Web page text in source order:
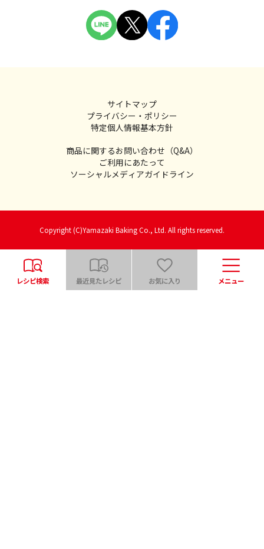
サイトマップ
プライバシー・ポリシー
特定個人情報基本方針
商品に関するお問い合わせ（Q&A）
ご利用にあたって
ソーシャルメディアガイドライン
Copyright (C)Yamazaki Baking Co., Ltd. All rights reserved.
レシピ検索 最近見たレシピ お気に入り メニュー